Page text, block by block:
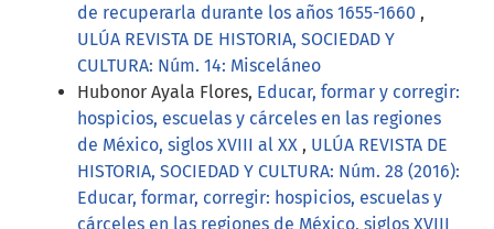
de recuperarla durante los años 1655-1660 ,
ULÚA REVISTA DE HISTORIA, SOCIEDAD Y
CULTURA: Núm. 14: Misceláneo
Hubonor Ayala Flores, Educar, formar y corregir:
hospicios, escuelas y cárceles en las regiones
de México, siglos XVIII al XX , ULÚA REVISTA DE
HISTORIA, SOCIEDAD Y CULTURA: Núm. 28 (2016):
Educar, formar, corregir: hospicios, escuelas y
cárceles en las regiones de México, siglos XVIII